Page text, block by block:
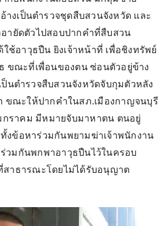
างเป็นตำรวจชุดสืบสวนจังหวัด และ
ายัดตัวไปสอบปากคำที่สืบสวน
ใช้อาวุธปืน ยิงเจ้าหน้าที่ เพื่อชิงทรัพย์
ขณะที่เพื่อนของตน ซ่อนตัวอยู่ข้าง
นตำรวจสืบสวนจังหวัดจับกุมตัวหลัง
ขณะให้ปากคำในสภ.เมืองกาญจนบุรี
ราคม มีหมายจับมาหาตน ตนอยู่
งข้อหาร่วมกันพยามฆ่าเจ้าพนักงาน
มกันพกพาอาวุธปืนไว้ในครอบ
สาธารณะโดยไม่ได้รับอนุญาต